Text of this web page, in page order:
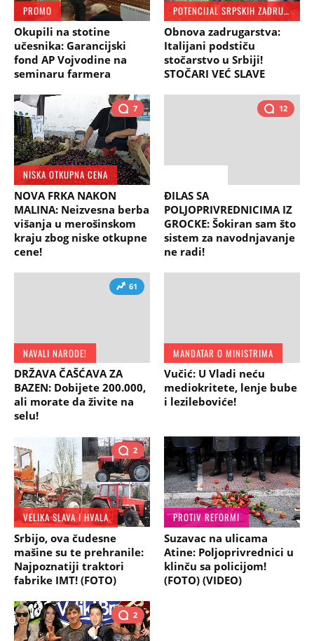
PROMO
Okupili na stotine
učesnika: Garancijski
fond AP Vojvodine na
seminaru farmera
POTENCIJAL SRPSKIH ZADRUGA
Obnova zadrugarstva:
Italijani podstiču
stočarstvo u Srbiji!
STOČARI VEĆ SLAVE
7
NISKA OTKUPNA CENA
NOVA FRKA NAKON
MALINA: Neizvesna berba
višanja u merošinskom
kraju zbog niske otkupne
cene!
12
ĐILAS SA
POLJOPRIVREDNICIMA IZ
GROCKE: Šokiran sam što
sistem za navodnjavanje
ne radi!
61
NAVALI NARODE!
DRŽAVA ČAŠĆAVA ZA
BAZEN: Dobijete 200.000,
ali morate da živite na
selu!
MANDATAR O MINISTRIMA
Vučić: U Vladi neću
mediokritete, lenje bube
i lezileboviće!
2
VELIKA SLAVA I HVALA
Srbijo, ova čudesne
mašine su te prehranile:
Najpoznatiji traktori
fabrike IMT! (FOTO)
PROTIV REFORMI
Suzavac na ulicama
Atine: Poljoprivrednici u
klinču sa policijom!
(FOTO) (VIDEO)
2